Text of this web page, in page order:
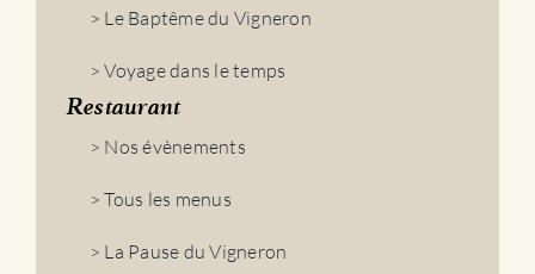
> Le Baptême du Vigneron
> Voyage dans le temps
Restaurant
> Nos évènements
> Tous les menus
> La Pause du Vigneron